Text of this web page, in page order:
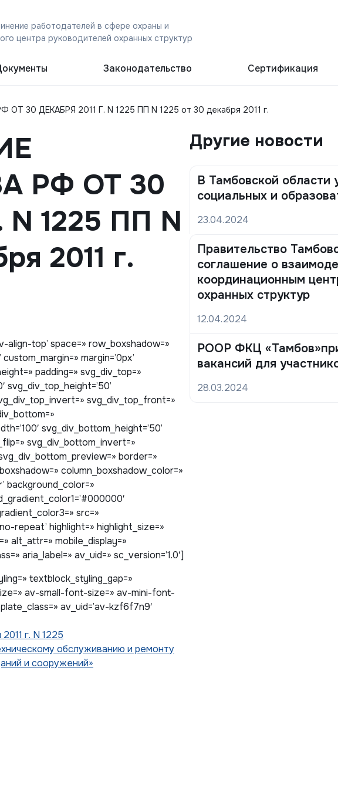
работодателей в сфере охраны и
центра руководителей охранных структур
Законодательство Сертификация
30 ДЕКАБРЯ 2011 Г. N 1225 ПП N 1225 от 30 декабря 2011 г.
РФ ОТ 30
1225 ПП N
2011 г.
align-top’ space=» row_boxshadow=»
margin=’0px’
padding=» svg_div_top=»
svg_div_top_height=’50’
svg_div_top_front=»
svg_div_bottom_height=’50’
svg_div_bottom_invert=»
border=»
column_boxshadow_color=»
background_color=»
src=»
repeat’ highlight=» highlight_size=»
alt_attr=» mobile_display=»
aria_label=» av_uid=» sc_version=’1.0′]
textblock_styling_gap=»
av-small-font-size=» av-mini-font-
av_uid=’av-kzf6f7n9′
г. N 1225
обслуживанию и ремонту
и сооружений»
Другие новости
В Тамбовской области
социальных и
23.04.2024
Правительство
соглашение о
координационным
охранных структур
12.04.2024
РООР ФКЦ
вакансий для
28.03.2024